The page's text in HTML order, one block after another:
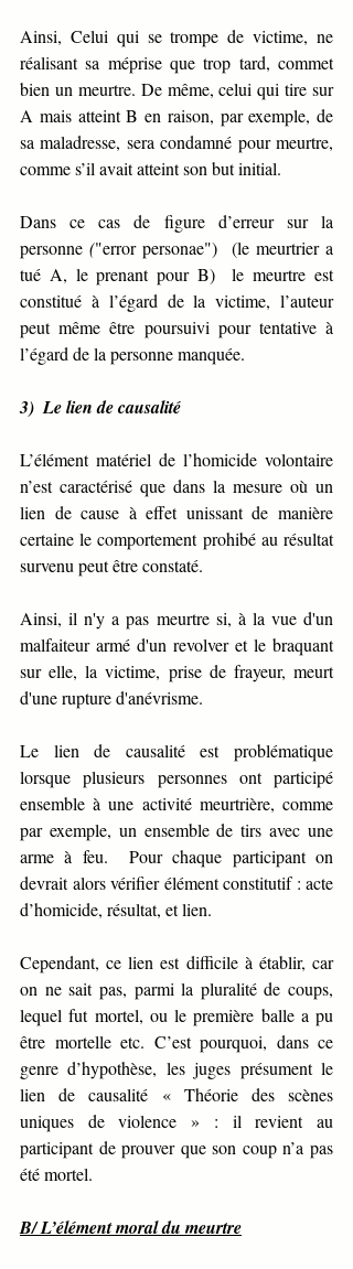
Ainsi, Celui qui se trompe de victime, ne
réalisant sa méprise que trop tard, commet
bien un meurtre. De même, celui qui tire sur
A mais atteint B en raison, par exemple, de
sa maladresse, sera condamné pour meurtre,
comme s’il avait atteint son but initial.
Dans ce cas de figure d’erreur sur la
personne ("error personae")  (le meurtrier a
tué A, le prenant pour B)  le meurtre est
constitué à l’égard de la victime, l’auteur
peut même être poursuivi pour tentative à
l’égard de la personne manquée.
3)  Le lien de causalité
L’élément matériel de l’homicide volontaire
n’est caractérisé que dans la mesure où un
lien de cause à effet unissant de manière
certaine le comportement prohibé au résultat
survenu peut être constaté.
Ainsi, il n'y a pas meurtre si, à la vue d'un
malfaiteur armé d'un revolver et le braquant
sur elle, la victime, prise de frayeur, meurt
d'une rupture d'anévrisme.
Le lien de causalité est problématique
lorsque plusieurs personnes ont participé
ensemble à une activité meurtrière, comme
par exemple, un ensemble de tirs avec une
arme à feu.  Pour chaque participant on
devrait alors vérifier élément constitutif : acte
d’homicide, résultat, et lien.
Cependant, ce lien est difficile à établir, car
on ne sait pas, parmi la pluralité de coups,
lequel fut mortel, ou le première balle a pu
être mortelle etc. C’est pourquoi, dans ce
genre d’hypothèse, les juges présument le
lien de causalité
« Théorie des scènes
uniques de violence » : il revient au
participant de prouver que son coup n’a pas
été mortel.
B/ L’élément moral du meurtre